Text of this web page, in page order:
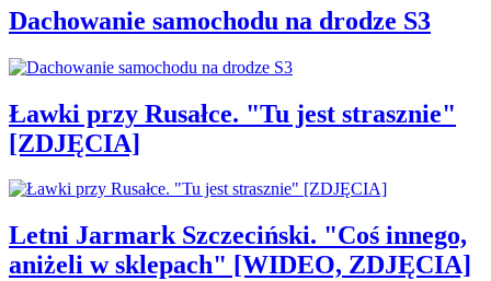
Dachowanie samochodu na drodze S3
Ławki przy Rusałce. "Tu jest strasznie"
[ZDJĘCIA]
Letni Jarmark Szczeciński. "Coś innego,
aniżeli w sklepach" [WIDEO, ZDJĘCIA]